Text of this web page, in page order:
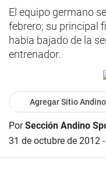
El equipo germano
febrero; su principal
había bajado de la
entrenador.
Agregar Sitio
PorSección Andino
31 de octubre de 2012